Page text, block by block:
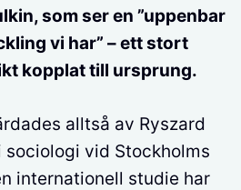
som ser en ”uppenbar
vi har” – ett stort
kopplat till ursprung.
alltså av Ryszard
sociologi vid Stockholms
internationell studie har